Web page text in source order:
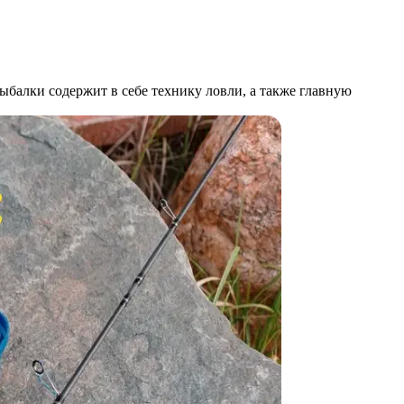
содержит в себе технику ловли, а также главную